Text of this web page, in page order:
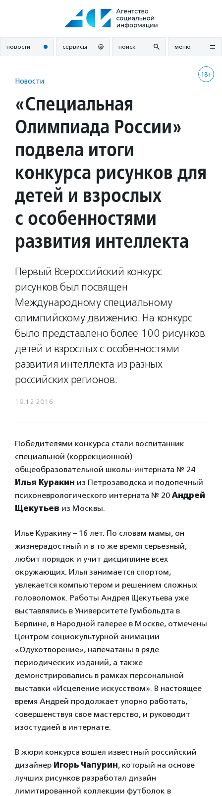
новости сервисы поиск меню
18+
Новости
«Специальная
Олимпиада России»
подвела итоги
конкурса рисунков для
детей и взрослых
с особенностями
развития интеллекта
Первый Всероссийский конкурс
рисунков был посвящен
Международному специальному
олимпийскому движению. На конкурс
было представлено более 100 рисунков
детей и взрослых с особенностями
развития интеллекта из разных
российских регионов.
19.12.2016
Победителями конкурса стали воспитанник
специальной (коррекционной)
общеобразовательной школы-интерната № 24
Илья Куракин из Петрозаводска и подопечный
психоневрологического интерната № 20 Андрей
Щекутьев из Москвы.
Илье Куракину – 16 лет. По словам мамы, он
жизнерадостный и в то же время серьезный,
любит порядок и учит дисциплине всех
окружающих. Илья занимается спортом,
увлекается компьютером и решением сложных
головоломок. Работы Андрея Щекутьева уже
выставлялись в Университете Гумбольдта в
Берлине, в Народной галерее в Москве, отмечены
Центром социокультурной анимации
«Одухотворение», напечатаны в ряде
периодических изданий, а также
демонстрировались в рамках персональной
выставки «Исцеление искусством». В настоящее
время Андрей продолжает упорно работать,
совершенствуя свое мастерство, и руководит
изостудией в интернате.
В жюри конкурса вошел известный российский
дизайнер Игорь Чапурин, который на основе
лучших рисунков разработал дизайн
лимитированной коллекции футболок в